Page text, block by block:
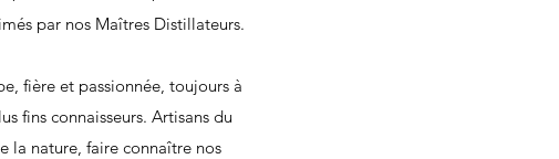
par nos Maîtres Distillateurs.
fière et passionnée, toujours à
fins connaisseurs. Artisans du
la nature, faire connaître nos